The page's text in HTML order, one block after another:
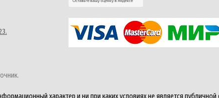
характер и ни при каких условиях не является